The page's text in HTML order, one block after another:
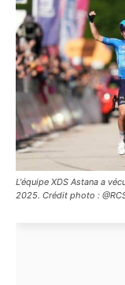
L'équipe XDS Astana a
2025. Crédit photo :